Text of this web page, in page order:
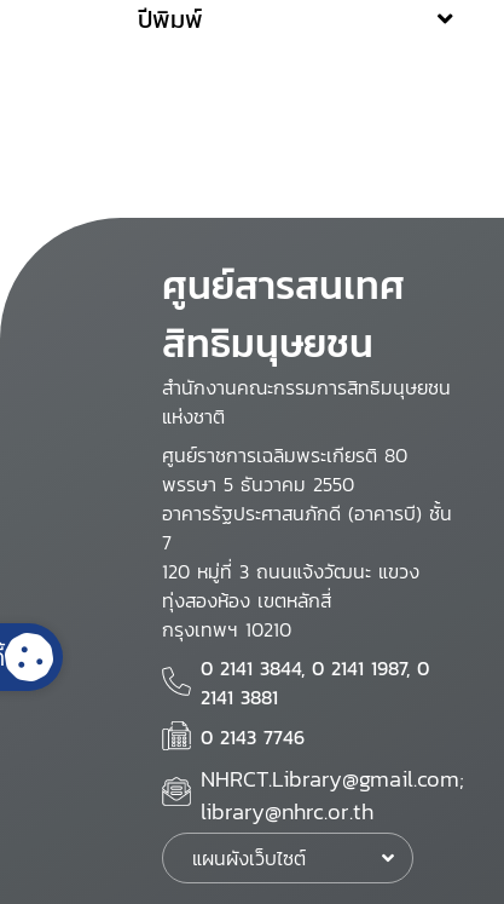
ปีพิมพ์
ศูนย์สารสนเทศ
สิทธิมนุษยชน
สำนักงานคณะกรรมการสิทธิมนุษยชน
แห่งชาติ
ศูนย์ราชการเฉลิมพระเกียรติ 80
พรรษา 5 ธันวาคม 2550
อาคารรัฐประศาสนภักดี (อาคารบี) ชั้น
7
120 หมู่ที่ 3 ถนนแจ้งวัฒนะ แขวง
ทุ่งสองห้อง เขตหลักสี่
กรุงเทพฯ 10210
0 2141 3844, 0 2141 1987, 0
2141 3881
0 2143 7746
NHRCT.Library@gmail.com;
library@nhrc.or.th
แผนผังเว็บไซต์